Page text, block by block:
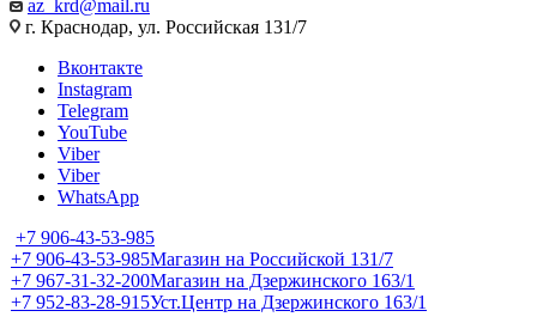
az_krd@mail.ru
г. Краснодар, ул. Российская 131/7
Вконтакте
Instagram
Telegram
YouTube
Viber
Viber
WhatsApp
+7 906-43-53-985
+7 906-43-53-985Магазин на Российской 131/7
+7 967-31-32-200Магазин на Дзержинского 163/1
+7 952-83-28-915Уст.Центр на Дзержинского 163/1